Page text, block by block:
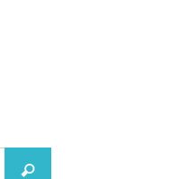
Recherche